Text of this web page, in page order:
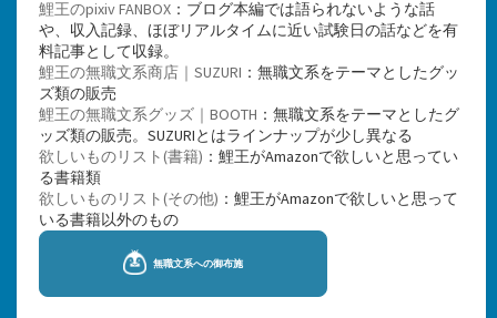
鯉王のpixiv FANBOX ：ブログ本編では語られないような話
や、収入記録、ほぼリアルタイムに近い試験日の話などを有
料記事として収録。
鯉王の無職文系商店｜SUZURI ：無職文系をテーマとしたグッ
ズ類の販売
鯉王の無職文系グッズ｜BOOTH ：無職文系をテーマとしたグ
ッズ類の販売。SUZURIとはラインナップが少し異なる
欲しいものリスト(書籍) ：鯉王がAmazonで欲しいと思ってい
る書籍類
欲しいものリスト(その他) ：鯉王がAmazonで欲しいと思って
いる書籍以外のもの